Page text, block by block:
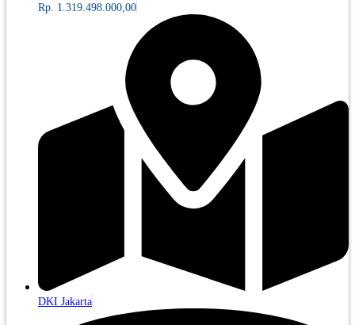
Rp. 1.319.498.000,00
DKI Jakarta